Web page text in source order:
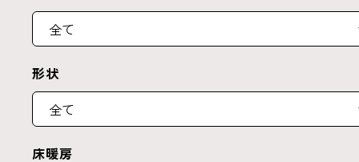
形状
床暖房